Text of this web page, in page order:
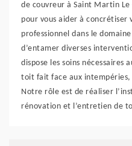
de couvreur à Saint Martin
pour vous aider à
professionnel dans le
d’entamer diverses
dispose les soins nécessaires
toit fait face aux
Notre rôle est de réaliser
rénovation et l’entretien de